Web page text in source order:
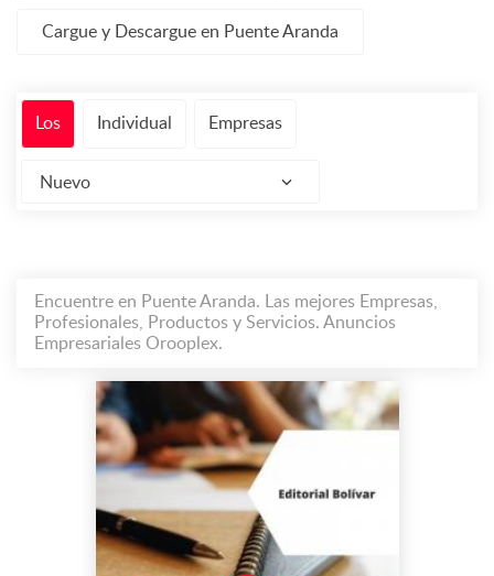
Cargue y Descargue en Puente Aranda
Los Individual Empresas
Nuevo
Encuentre en Puente Aranda. Las mejores Empresas,
Profesionales, Productos y Servicios. Anuncios
Empresariales Orooplex.